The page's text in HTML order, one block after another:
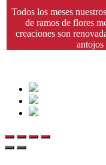
Todos los meses
de ramos de flores
creaciones son
antojos